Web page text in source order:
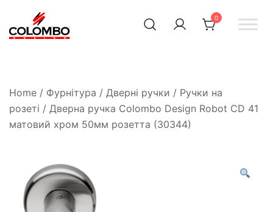
0
Home / Фурнітура / Дверні ручки / Ручки на
розеті / Дверна ручка Colombo Design Robot CD 41
матовий хром 50мм розетта (30344)